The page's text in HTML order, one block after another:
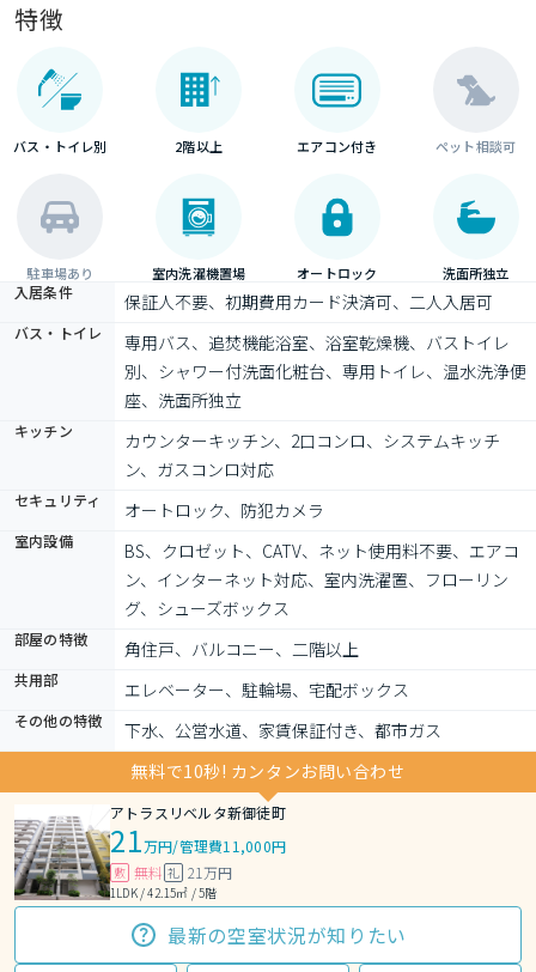
特徴
バス・トイレ別 2階以上 エアコン付き ペット相談可
駐車場あり 室内洗濯機置場 オートロック 洗面所独立
入居条件 保証人不要、初期費用カード決済可、二人入居可
バス・トイレ
専用バス、追焚機能浴室、浴室乾燥機、バストイレ
別、シャワー付洗面化粧台、専用トイレ、温水洗浄便
座、洗面所独立
キッチン
カウンターキッチン、2口コンロ、システムキッチ
ン、ガスコンロ対応
セキュリティ オートロック、防犯カメラ
室内設備
BS、クロゼット、CATV、ネット使用料不要、エアコ
ン、インターネット対応、室内洗濯置、フローリン
グ、シューズボックス
部屋の特徴 角住戸、バルコニー、二階以上
共用部 エレベーター、駐輪場、宅配ボックス
その他の特徴
下水、公営水道、家賃保証付き、都市ガス
無料で10秒! カンタンお問い合わせ
アトラスリベルタ新御徒町
21万円/管理費11,000円
敷 無料 礼 21万円
1LDK / 42.15㎡ / 5階
最新の空室状況が知りたい